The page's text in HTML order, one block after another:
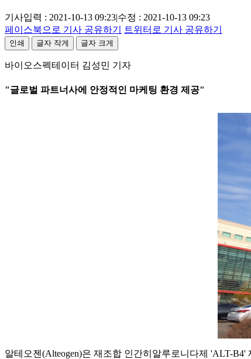
기사입력 : 2021-10-13 09:23|수정 : 2021-10-13 09:23
페이스북으로 기사 공유하기
트위터로 기사 공유하기
인쇄 글자 작게 글자 크게
바이오스펙테이터 김성민 기자
"글로벌 파트너사에 안정적인 마케팅 환경 제공"
알테오젠(Alteogen)은 재조합 인간히알루로니다제 'ALT-